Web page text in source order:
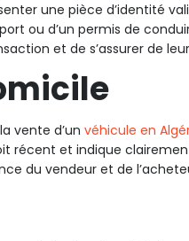
une pièce d’identité
ou d’un permis de
et de s’assurer de
vente d’un véhicule en
récent et indique
du vendeur et de